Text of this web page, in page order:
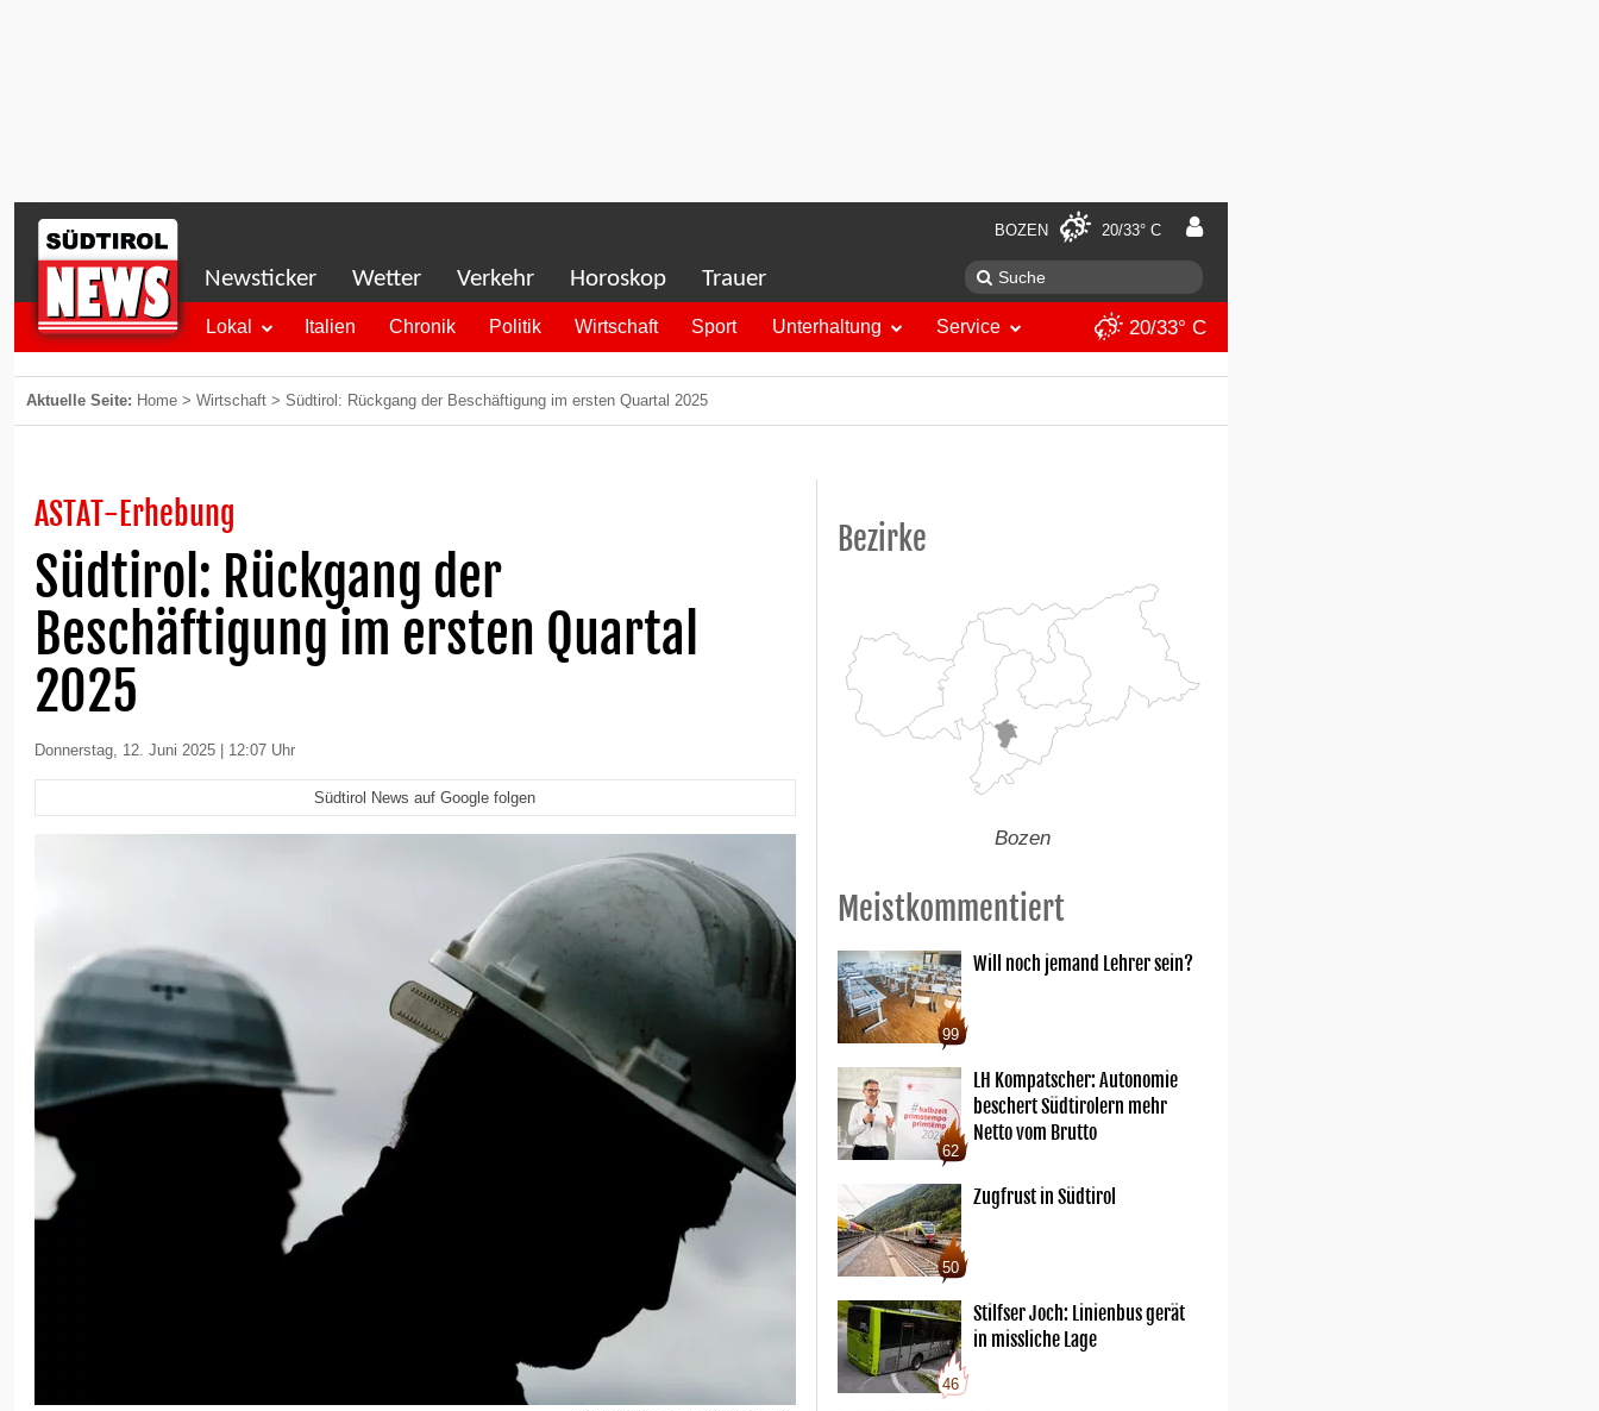
BOZEN 20/33° C
Newsticker Wetter Verkehr Horoskop Trauer
Lokal Italien Chronik Politik Wirtschaft Sport Unterhaltung Service 20/33° C
Aktuelle Seite: Home > Wirtschaft > Südtirol: Rückgang der Beschäftigung im ersten Quartal 2025
ASTAT-Erhebung
Südtirol: Rückgang der
Beschäftigung im ersten Quartal
2025
Donnerstag, 12. Juni 2025 | 12:07 Uhr
Südtirol News auf Google folgen
Bezirke
Bozen
Meistkommentiert
99
Will noch jemand Lehrer sein?
62
LH Kompatscher: Autonomie
beschert Südtirolern mehr
Netto vom Brutto
50
Zugfrust in Südtirol
46
Stilfser Joch: Linienbus gerät
in missliche Lage